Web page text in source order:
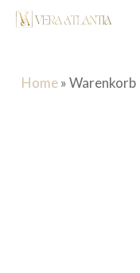
Überspringen
Home»Warenkorb